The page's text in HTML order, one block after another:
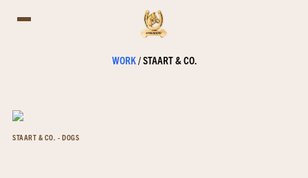
WORK/STAART & CO.
STAART & CO. - DOGS